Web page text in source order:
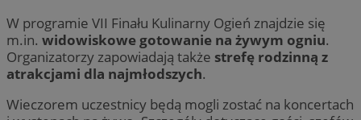
W programie VII Finału Kulinarny Ogień znajdzie się
m.in. widowiskowe gotowanie na żywym ogniu.
Organizatorzy zapowiadają także strefę rodzinną z
atrakcjami dla najmłodszych.
Wieczorem uczestnicy będą mogli zostać na koncertach